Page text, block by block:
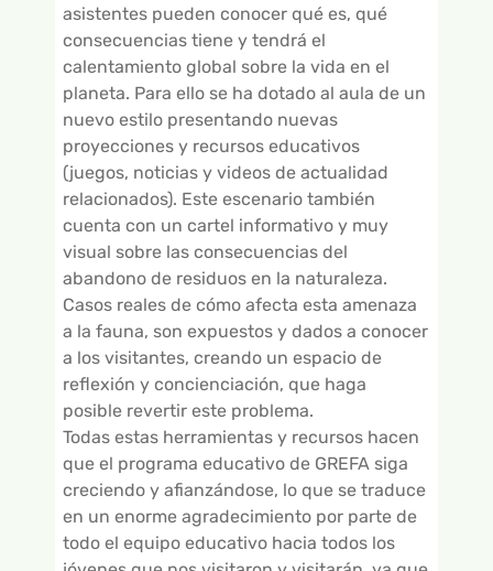
asistentes pueden conocer qué es, qué
consecuencias tiene y tendrá el
calentamiento global sobre la vida en el
planeta. Para ello se ha dotado al aula de un
nuevo estilo presentando nuevas
proyecciones y recursos educativos
(juegos, noticias y videos de actualidad
relacionados). Este escenario también
cuenta con un cartel informativo y muy
visual sobre las consecuencias del
abandono de residuos en la naturaleza.
Casos reales de cómo afecta esta amenaza
a la fauna, son expuestos y dados a conocer
a los visitantes, creando un espacio de
reflexión y concienciación, que haga
posible revertir este problema.
Todas estas herramientas y recursos hacen
que el programa educativo de GREFA siga
creciendo y afianzándose, lo que se traduce
en un enorme agradecimiento por parte de
todo el equipo educativo hacia todos los